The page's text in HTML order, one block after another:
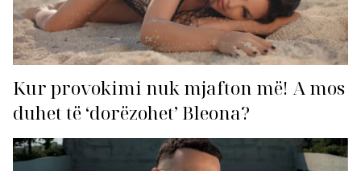
Kur provokimi nuk mjafton më! A mos
duhet të ‘dorëzohet’ Bleona?